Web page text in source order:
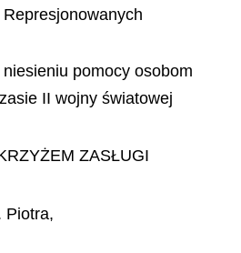
pomocy osobom
II wojny światowej
ZASŁUGI
Piotra,